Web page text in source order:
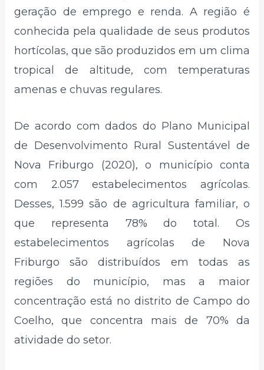
geração de emprego e renda. A região é
conhecida pela qualidade de seus produtos
hortícolas, que são produzidos em um clima
tropical de altitude, com temperaturas
amenas e chuvas regulares.
De acordo com dados do Plano Municipal
de Desenvolvimento Rural Sustentável de
Nova Friburgo (2020), o município conta
com 2.057 estabelecimentos agrícolas.
Desses, 1.599 são de agricultura familiar, o
que representa 78% do total. Os
estabelecimentos agrícolas de Nova
Friburgo são distribuídos em todas as
regiões do município, mas a maior
concentração está no distrito de Campo do
Coelho, que concentra mais de 70% da
atividade do setor.